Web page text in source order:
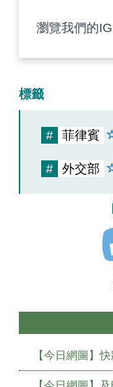
瀏覽我們的IG
標籤
# 菲律賓
# 外交部
【今日網圖】